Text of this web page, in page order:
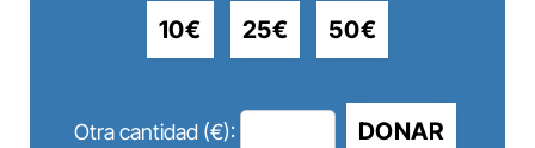
10€ 25€ 50€
Otra cantidad (€): DONAR